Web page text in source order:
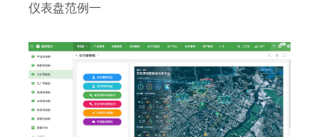
仪表盘范例一